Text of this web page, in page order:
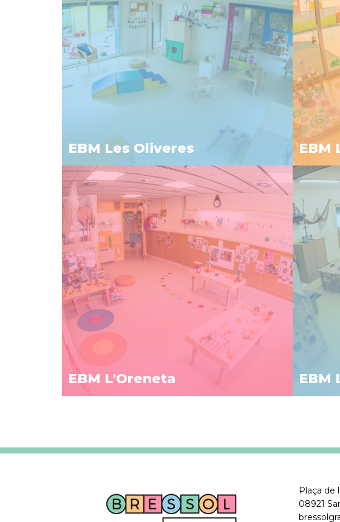
EBM Les Oliveres EBM
EBM L'Oreneta EBM
Plaça de
08921